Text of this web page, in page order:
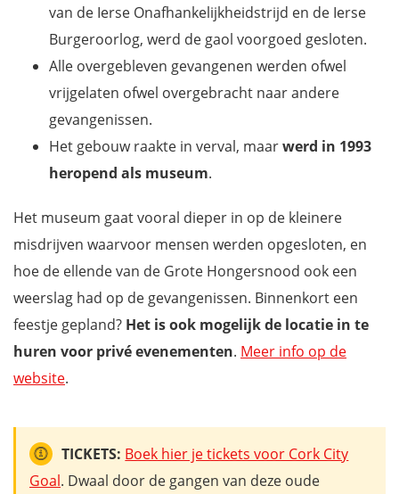
van de Ierse Onafhankelijkheidstrijd en de Ierse
Burgeroorlog, werd de gaol voorgoed gesloten.
Alle overgebleven gevangenen werden ofwel
vrijgelaten ofwel overgebracht naar andere
gevangenissen.
Het gebouw raakte in verval, maarwerd in 1993
heropend als museum.
Het museum gaat vooral dieper in op de kleinere
misdrijven waarvoor mensen werden opgesloten, en
hoe de ellende van de Grote Hongersnood ook een
weerslag had op de gevangenissen. Binnenkort een
feestje gepland? Het is ook mogelijk de locatie in te
huren voor privé evenementen. Meer info op de
website.
TICKETS: Boek hier je tickets voor Cork City
Goal. Dwaal door de gangen van deze oude